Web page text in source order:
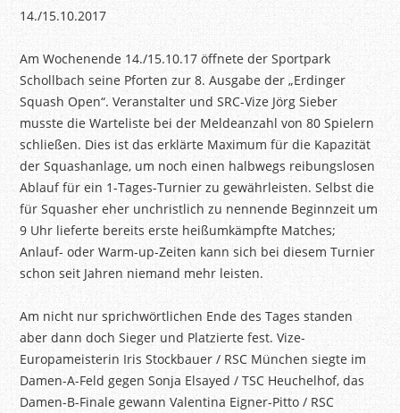
14./15.10.2017
Am Wochenende 14./15.10.17 öffnete der Sportpark
Schollbach seine Pforten zur 8. Ausgabe der „Erdinger
Squash Open“. Veranstalter und SRC-Vize Jörg Sieber
musste die Warteliste bei der Meldeanzahl von 80 Spielern
schließen. Dies ist das erklärte Maximum für die Kapazität
der Squashanlage, um noch einen halbwegs reibungslosen
Ablauf für ein 1-Tages-Turnier zu gewährleisten. Selbst die
für Squasher eher unchristlich zu nennende Beginnzeit um
9 Uhr lieferte bereits erste heißumkämpfte Matches;
Anlauf- oder Warm-up-Zeiten kann sich bei diesem Turnier
schon seit Jahren niemand mehr leisten.
Am nicht nur sprichwörtlichen Ende des Tages standen
aber dann doch Sieger und Platzierte fest. Vize-
Europameisterin Iris Stockbauer / RSC München siegte im
Damen-A-Feld gegen Sonja Elsayed / TSC Heuchelhof, das
Damen-B-Finale gewann Valentina Eigner-Pitto / RSC